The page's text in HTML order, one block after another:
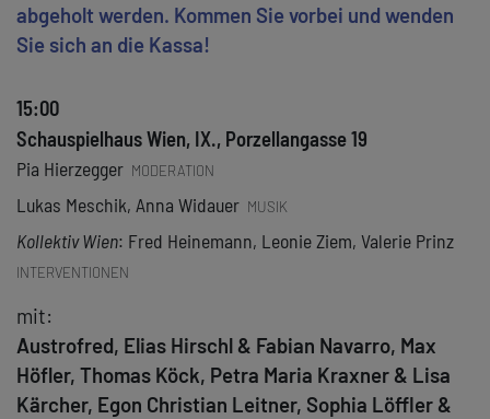
abgeholt werden. Kommen Sie vorbei und wenden
Sie sich an die Kassa!
15:00
Schauspielhaus Wien, IX., Porzellangasse 19
Pia Hierzegger MODERATION
Lukas Meschik, Anna Widauer MUSIK
Kollektiv Wien: Fred Heinemann, Leonie Ziem, Valerie Prinz
INTERVENTIONEN
mit:
Austrofred, Elias Hirschl & Fabian Navarro, Max
Höfler, Thomas Köck, Petra Maria Kraxner & Lisa
Kärcher, Egon Christian Leitner, Sophia Löffler &